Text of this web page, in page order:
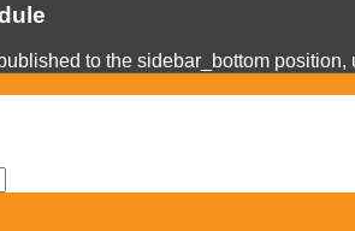
to the sidebar_bottom